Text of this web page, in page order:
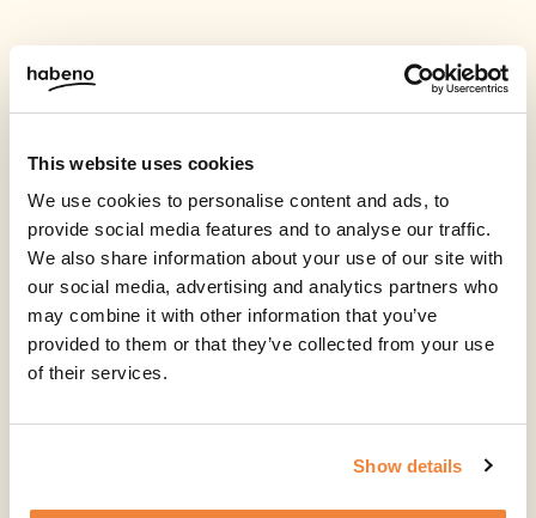
This website uses cookies
We use cookies to personalise content and ads, to
provide social media features and to analyse our traffic.
We also share information about your use of our site with
our social media, advertising and analytics partners who
may combine it with other information that you’ve
provided to them or that they’ve collected from your use
of their services.
Show details